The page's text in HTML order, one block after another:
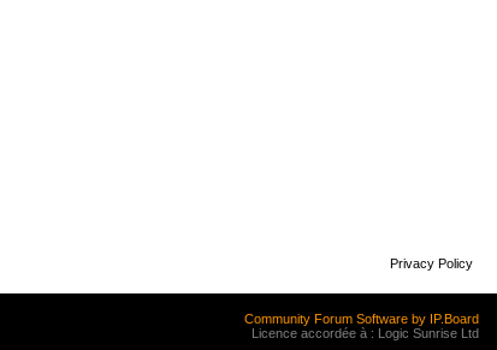
Privacy Policy
Community Forum Software by IP.Board
Licence accordée à : Logic Sunrise Ltd